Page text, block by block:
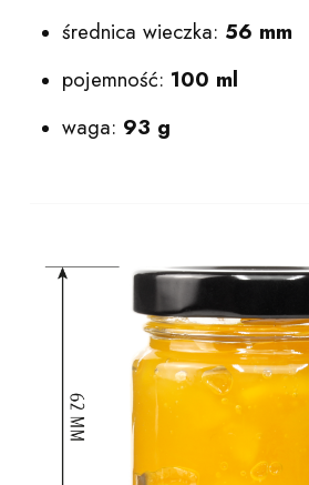
średnica wieczka: 56 mm
pojemność: 100 ml
waga: 93 g